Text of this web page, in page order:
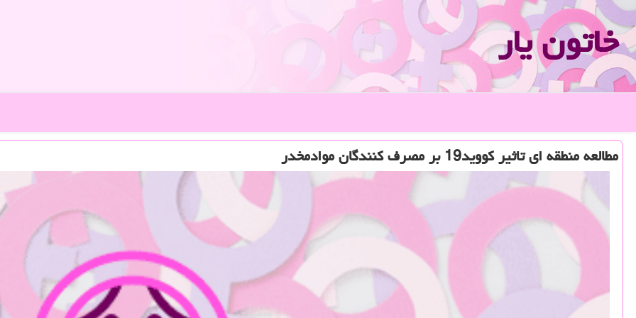
خاتون یار
مطالعه منطقه ای تاثیر كووید19 بر مصرف كنندگان موادمخدر